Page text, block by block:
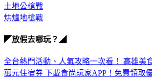
土地公槍戰
烘爐地槍戰
◤放假去哪玩？◢
全台熱門活動、人氣攻略一次看！ 高雄美
萬元住宿券 下載食尚玩家APP！免費領取